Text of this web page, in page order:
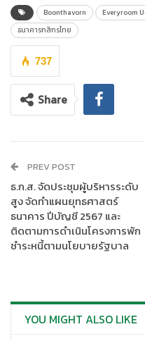
มหาวิทยาลัยเทคโนโลยีราชมง
ได้เข้าร่วมการประกวดในโครงก
Boonthavorn x KBank”
ออกแบบรุ่นใหม่ที่มีมาตรฐาน
แต่ละทีมได้สร้างสรรค์ผลงานก
ตอบโจทย์แนวคิด The Next
ได้เป็นอย่างดี ซึ่งนอกจากจะมีเ
จริง ซึ่งถือเป็นหัวใจที่สำคัญข
อนาคตหากบุญถาวรมีการจัดโ
เรียนรู้ของนักศึกษา ก็พร้อมร่ว
โดยทีมนักศึกษาที่ออกแบบรีโน
โจทย์แนวคิด The Next
ในด้านฟังก์ชันการใช้งาน แล
ทธ์ กาติ๊บ และนางสาววรัญญา
หนึ่ง ได้แก่ ทีม SPECIAL FOR
Boonthavorn Everyroom
ธนาคารกสิกรไทย
737
Share
PREV POST
ธ.ก.ส. จัดประชุมผู้บริหารระดับ
สูง จัดทำแผนยุทธศาสตร์
ธนาคาร ปีบัญชี 2567 และ
ติดตามการดำเนินโครงการพัก
ชำระหนี้ตามนโยบายรัฐบาล
YOU MIGHT ALSO LIKE